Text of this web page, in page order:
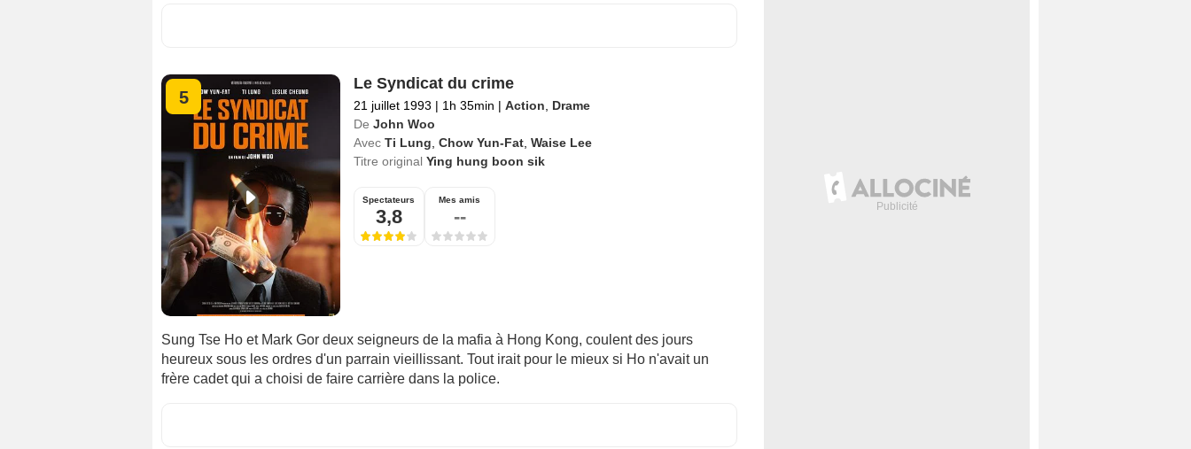
5
Le Syndicat du crime
21 juillet 1993 | 1h 35min | Action
Drame
De John Woo
Avec Ti Lung Chow Yun-Fat, Waise Lee
Titre original Ying hung boon sik
Spectateurs
3,8
Mes amis
--
Sung Tse Ho et Mark Gor deux seigneurs de la mafia à Hong Kong, coulent des jours
heureux sous les ordres d'un parrain vieillissant. Tout irait pour le mieux si Ho n'avait un
frère cadet qui a choisi de faire carrière dans la police.